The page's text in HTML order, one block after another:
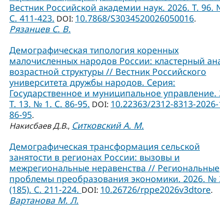
Вестник Российской академии наук. 2026. Т. 96.
С. 411-423. DOI: 10.7868/S3034520026050016.
Рязанцев С. В.
Демографическая типология коренных
малочисленных народов России: кластерный
возрастной структуры // Вестник Российского
университета дружбы народов. Серия:
Государственное и муниципальное управление.
Т. 13. № 1. C. 86-95. DOI: 10.22363/2312-8313-
86-95.
Накисбаев Д.В., Ситковский А. М.
Демографическая трансформация сельской
занятости в регионах России: вызовы и
межрегиональные неравенства // Региональные
проблемы преобразования экономики. 2026. №
(185). С. 211-224. DOI: 10.26726/rppe2026v3dtore.
Вартанова М. Л.